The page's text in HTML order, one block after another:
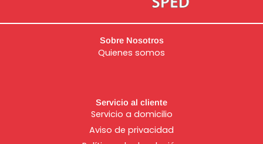
Sobre Nosotros
Quienes somos
Servicio al cliente
Servicio a domicilio
Aviso de privacidad